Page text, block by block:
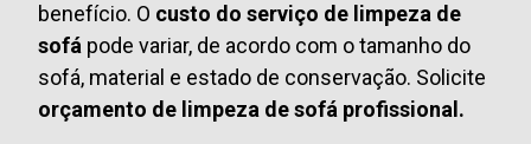
benefício. O custo do serviço de limpeza de
sofá pode variar, de acordo com o tamanho do
sofá, material e estado de conservação. Solicite
orçamento de limpeza de sofá profissional.